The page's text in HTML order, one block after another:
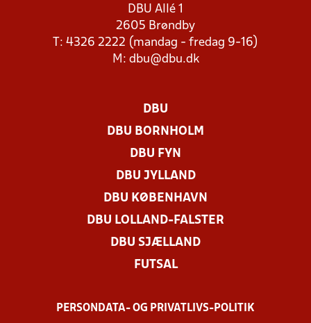
DBU Allé 1
2605 Brøndby
T: 4326 2222 (mandag - fredag 9-16)
M: dbu@dbu.dk
DBU
DBU BORNHOLM
DBU FYN
DBU JYLLAND
DBU KØBENHAVN
DBU LOLLAND-FALSTER
DBU SJÆLLAND
FUTSAL
PERSONDATA- OG PRIVATLIVS-POLITIK